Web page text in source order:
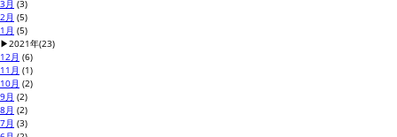
3月 (3)
2月 (5)
1月 (5)
▶2021年(23)
12月 (6)
11月 (1)
10月 (2)
9月 (2)
8月 (2)
7月 (3)